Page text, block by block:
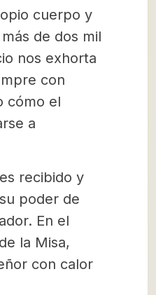
cuerpo y
de dos mil
nos exhorta
con
cómo el
a
recibido y
poder de
En el
la Misa,
con calor